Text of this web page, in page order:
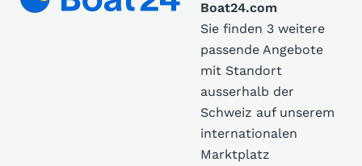
Boat24.com
Sie finden 3 weitere
passende Angebote
mit Standort
ausserhalb der
Schweiz auf unserem
internationalen
Marktplatz